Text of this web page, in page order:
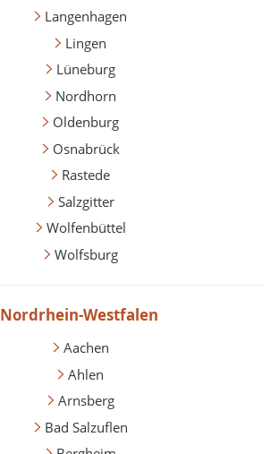
Langenhagen
Lingen
Lüneburg
Nordhorn
Oldenburg
Osnabrück
Rastede
Salzgitter
Wolfenbüttel
Wolfsburg
Nordrhein-Westfalen
Aachen
Ahlen
Arnsberg
Bad Salzuflen